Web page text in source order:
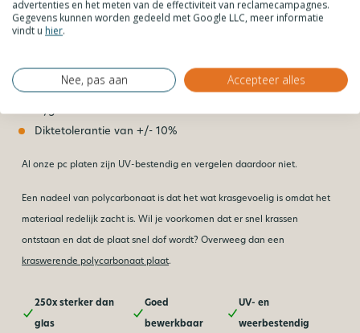
Goed bewerkbaar – boren, zagen, graveren et cetera
Glashelder, getint of gekleurd
Recyclebaar
Vochtbestendig en hittebestendig (brandklasse B1)
Diktetolerantie van +/- 10%
Al onze pc platen zijn UV-bestendig en vergelen daardoor niet.
Een nadeel van polycarbonaat is dat het wat krasgevoelig is omdat het
materiaal redelijk zacht is. Wil je voorkomen dat er snel krassen
ontstaan en dat de plaat snel dof wordt? Overweeg dan een
kraswerende polycarbonaat plaat.
250x sterker dan
glas
Goed
bewerkbaar
UV- en
weerbestendig
advertenties en het meten van de effectiviteit van reclamecampagnes.
Gegevens kunnen worden gedeeld met Google LLC, meer informatie
vindt u hier.
Nee, pas aan Accepteer alles